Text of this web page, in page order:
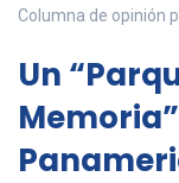
Columna de opinión
Un